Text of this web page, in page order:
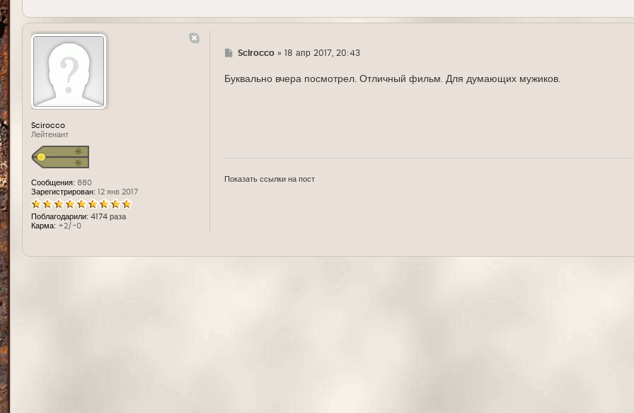
Scirocco
Лейтенант
Сообщения: 880
Зарегистрирован: 12 янв 2017
Поблагодарили: 4174 раза
Карма: +2/-0
ГScirocco» 18 апр 2017, 20:43
Буквально вчера посмотрел. Отличный фильм. Для думающих мужиков.
Показать ссылки на пост